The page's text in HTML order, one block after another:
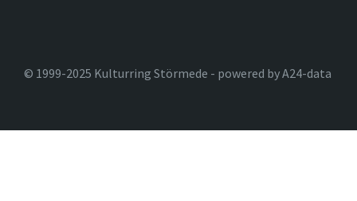
© 1999-2025 Kulturring Störmede - powered by A24-data